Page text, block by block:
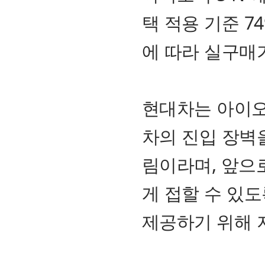
택 적용 기준
에 따라 실구매
현대차는 아이
차의 진입 장벽
림이라며, 앞
게 접할 수 있
제공하기 위해